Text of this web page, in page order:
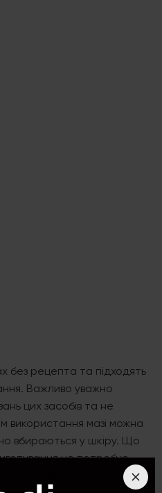
без рецепта та підходять
Важливо уважно
цих засобів та не
використання мазі можна
вбираються у шкіру. Що
не потребує
з них можна робити з